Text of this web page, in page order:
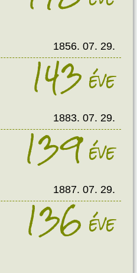
1856. 07. 29.
143éve
1883. 07. 29.
139éve
1887. 07. 29.
136éve